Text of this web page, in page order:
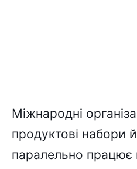
Міжнародні
продуктові набори
паралельно працює